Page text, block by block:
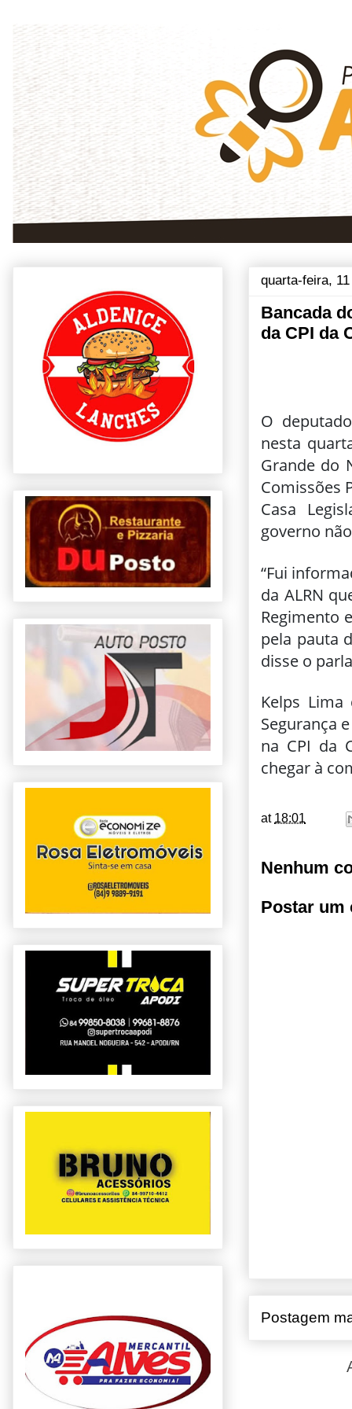
quarta-feira,
Bancada
da CPI da
O
nesta
Grande do
Comissões
Casa
governo
“Fui
da ALRN
Regimento
pela pauta
disse o
Kelps
Segurança
na CPI da
chegar à
at 18:01
Nenhum
Postar um
Postagem